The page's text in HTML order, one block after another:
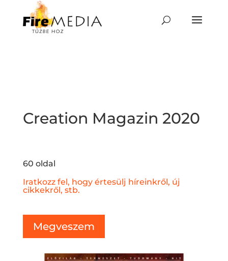
content
Creation Magazin 2020
60 oldal
Iratkozz fel, hogy értesülj híreinkről, új
cikkekről, stb.
Megveszem